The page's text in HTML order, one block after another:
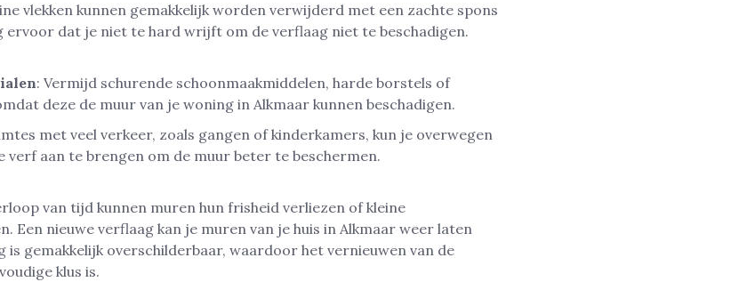
vlekken kunnen gemakkelijk worden verwijderd met een zachte spons
ervoor dat je niet te hard wrijft om de verflaag niet te beschadigen.
: Vermijd schurende schoonmaakmiddelen, harde borstels of
deze de muur van je woning in Alkmaar kunnen beschadigen.
met veel verkeer, zoals gangen of kinderkamers, kun je overwegen
verf aan te brengen om de muur beter te beschermen.
van tijd kunnen muren hun frisheid verliezen of kleine
Een nieuwe verflaag kan je muren van je huis in Alkmaar weer laten
is gemakkelijk overschilderbaar, waardoor het vernieuwen van de
klus is.